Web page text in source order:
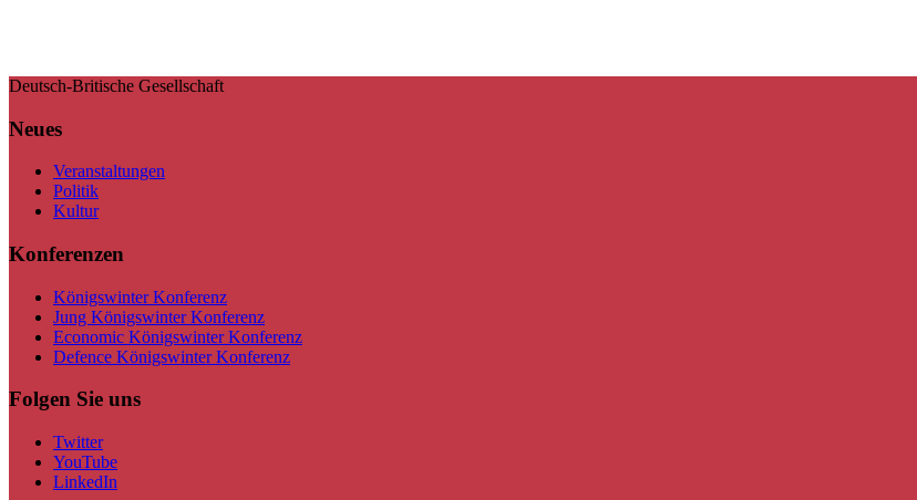
Deutsch-Britische Gesellschaft
Neues
Veranstaltungen
Politik
Kultur
Konferenzen
Königswinter Konferenz
Jung Königswinter Konferenz
Economic Königswinter Konferenz
Defence Königswinter Konferenz
Folgen Sie uns
Twitter
YouTube
LinkedIn